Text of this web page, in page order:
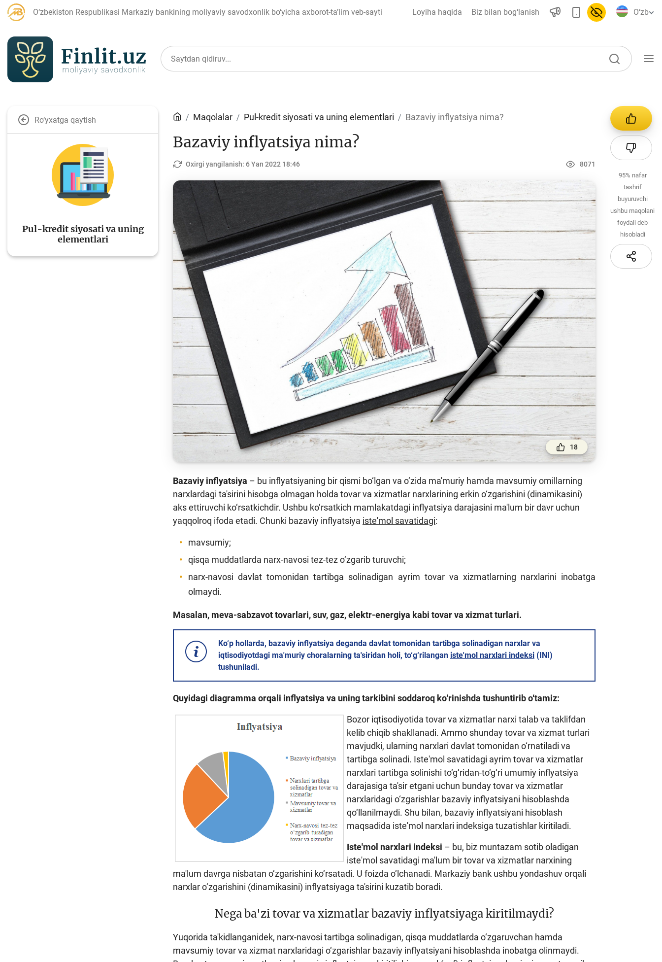
O‘zbekiston Respublikasi Markaziy bankining moliyaviy savodxonlik bo‘yicha axborot-ta’lim veb-sayti Loyiha haqida Biz bilan bog‘lanish O‘zb
Bank agentlari uchun Pul
Depozit (omonatlar) Kredit Budjet
To'lov va o'tkazmalar Moliya bozori
Pul-kredit siyosati va
uning elementlari
Bank xizmatlari
iste'molchilari
huquqlari
Kichik va oʻrta biznes
vakillari uchun onlayn
oʻquv dastur
Interaktiv xizmatlar
Fotogalereya
Loyiha haqida
Kengaytirilgan qidiruv
Ro‘yxatga qaytish
Pul-kredit siyosati va uning
elementlari
Maqolalar Pul-kredit siyosati va uning elementlari Bazaviy inflyatsiya nima?
Bazaviy inflyatsiya nima?
Oxirgi yangilanish: 6 Yan 2022 18:46 8071
18
Bazaviy inflyatsiya – bu inflyatsiyaning bir qismi bo‘lgan va o‘zida ma'muriy hamda mavsumiy omillarning
narxlardagi ta'sirini hisobga olmagan holda tovar va xizmatlar narxlarining erkin o‘zgarishini (dinamikasini)
aks ettiruvchi ko‘rsatkichdir. Ushbu ko‘rsatkich mamlakatdagi inflyatsiya darajasini ma'lum bir davr uchun
yaqqolroq ifoda etadi. Chunki bazaviy inflyatsiya iste'mol savatidagi:
mavsumiy;
qisqa muddatlarda narx-navosi tez-tez o‘zgarib turuvchi;
narx-navosi davlat tomonidan tartibga solinadigan ayrim tovar va xizmatlarning narxlarini inobatga
olmaydi.
Masalan, meva-sabzavot tovarlari, suv, gaz, elektr-energiya kabi tovar va xizmat turlari.
Ko‘p hollarda, bazaviy inflyatsiya deganda davlat tomonidan tartibga solinadigan narxlar va
iqtisodiyotdagi ma'muriy choralarning ta'siridan holi, to‘g‘rilangan iste'mol narxlari indeksi (INI)
tushuniladi.
Quyidagi diagramma orqali inflyatsiya va uning tarkibini soddaroq ko‘rinishda tushuntirib o‘tamiz:
Bozor iqtisodiyotida tovar va xizmatlar narxi talab va taklifdan
kelib chiqib shakllanadi. Ammo shunday tovar va xizmat turlari
mavjudki, ularning narxlari davlat tomonidan o‘rnatiladi va
tartibga solinadi. Iste'mol savatidagi ayrim tovar va xizmatlar
narxlari tartibga solinishi to‘g‘ridan-to‘g‘ri umumiy inflyatsiya
darajasiga ta'sir etgani uchun bunday tovar va xizmatlar
narxlaridagi o‘zgarishlar bazaviy inflyatsiyani hisoblashda
qo‘llanilmaydi. Shu bilan, bazaviy inflyatsiyani hisoblash
maqsadida iste'mol narxlari indeksiga tuzatishlar kiritiladi.
Iste'mol narxlari indeksi – bu, biz muntazam sotib oladigan
iste'mol savatidagi ma'lum bir tovar va xizmatlar narxining
ma'lum davrga nisbatan o‘zgarishini ko‘rsatadi. U foizda o‘lchanadi. Markaziy bank ushbu yondashuv orqali
narxlar o‘zgarishini (dinamikasini) inflyatsiyaga ta'sirini kuzatib boradi.
Nega ba'zi tovar va xizmatlar bazaviy inflyatsiyaga kiritilmaydi?
Yuqorida ta'kidlanganidek, narx-navosi tartibga solinadigan, qisqa muddatlarda o‘zgaruvchan hamda
mavsumiy tovar va xizmat narxlaridagi o‘zgarishlar bazaviy inflyatsiyani hisoblashda inobatga olinmaydi.
95% nafar
tashrif
buyuruvchi
ushbu maqolani
foydali deb
hisobladi